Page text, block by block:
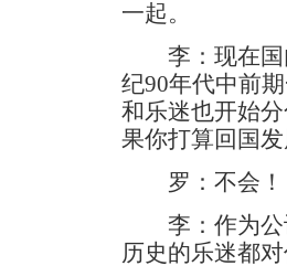
一起。
李：现在国
纪90年代中前
和乐迷也开始
果你打算回国
罗：不会！
李：作为公
历史的乐迷都